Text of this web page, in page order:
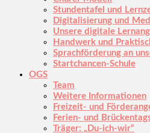
Stundentafel und
Digitalisierung und
Unsere digitale
Handwerk und
Sprachförderung an
Startchancen-Schule
OGS
Team
Weitere Informationen
Freizeit- und
Ferien- und
Träger: „Du-ich-wir“